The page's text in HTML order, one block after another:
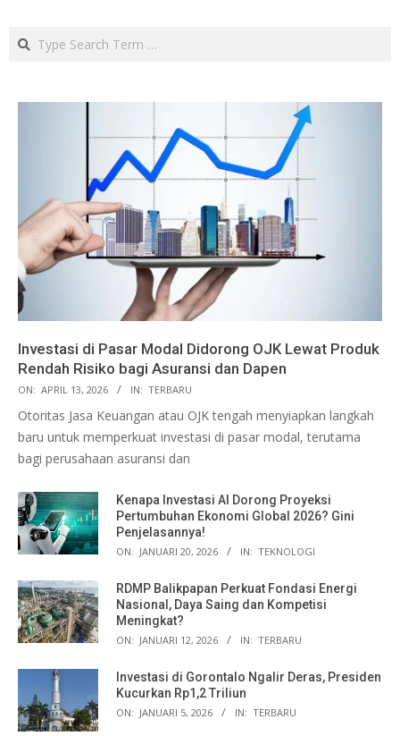
Search
Investasi di Pasar Modal Didorong OJK Lewat Produk
Rendah Risiko bagi Asuransi dan Dapen
ON: APRIL 13, 2026 IN: TERBARU
Otoritas Jasa Keuangan atau OJK tengah menyiapkan langkah
baru untuk memperkuat investasi di pasar modal, terutama
bagi perusahaan asuransi dan
Kenapa Investasi AI Dorong Proyeksi
Pertumbuhan Ekonomi Global 2026? Gini
Penjelasannya!
ON: JANUARI 20, 2026 IN: TEKNOLOGI
RDMP Balikpapan Perkuat Fondasi Energi
Nasional, Daya Saing dan Kompetisi
Meningkat?
ON: JANUARI 12, 2026 IN: TERBARU
Investasi di Gorontalo Ngalir Deras, Presiden
Kucurkan Rp1,2 Triliun
ON: JANUARI 5, 2026 IN: TERBARU